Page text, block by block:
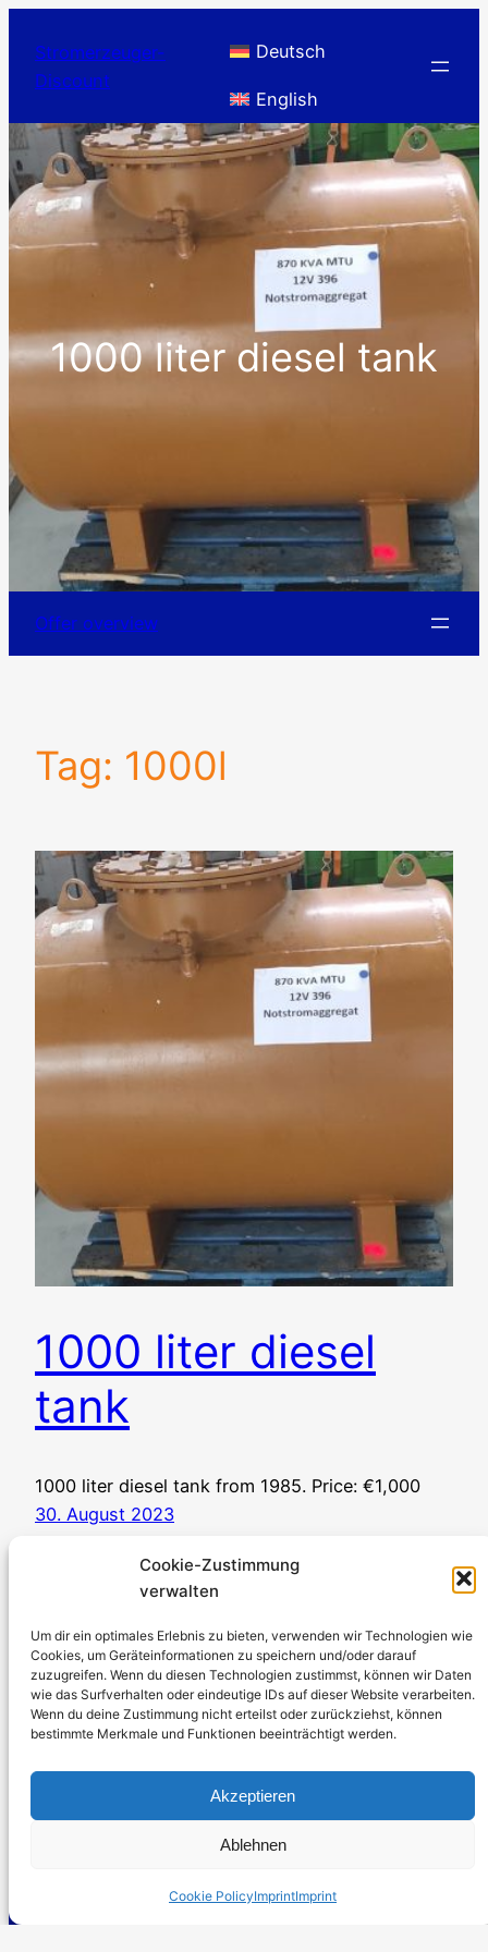
Cookie-Zustimmung
verwalten
Um dir ein optimales Erlebnis zu bieten, verwenden wir Technologien wie
Cookies, um Geräteinformationen zu speichern und/oder darauf
zuzugreifen. Wenn du diesen Technologien zustimmst, können wir Daten
wie das Surfverhalten oder eindeutige IDs auf dieser Website verarbeiten.
Wenn du deine Zustimmung nicht erteilst oder zurückziehst, können
bestimmte Merkmale und Funktionen beeinträchtigt werden.
Akzeptieren
Ablehnen
Cookie PolicyImprintImprint
content
Stromerzeuger-
Discount
Deutsch
English
1000 liter diesel tank
Offer overview
Tag: 1000l
1000 liter diesel
tank
1000 liter diesel tank from 1985. Price: €1,000
30. August 2023
Stromerzeuger-Discount.de
Kürtener Straße 13, D-51465 Bergisch Gladbach
Sales Representative: Michael Jochmann
Phone: 0049 2202 2492256
Fax: 0049 2202 2492257